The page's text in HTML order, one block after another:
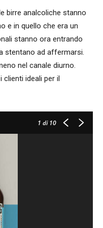
birre analcoliche stanno
e in quello che era un
stanno ora entrando
stentano ad affermarsi.
nel canale diurno.
clienti ideali per il
1 di 10